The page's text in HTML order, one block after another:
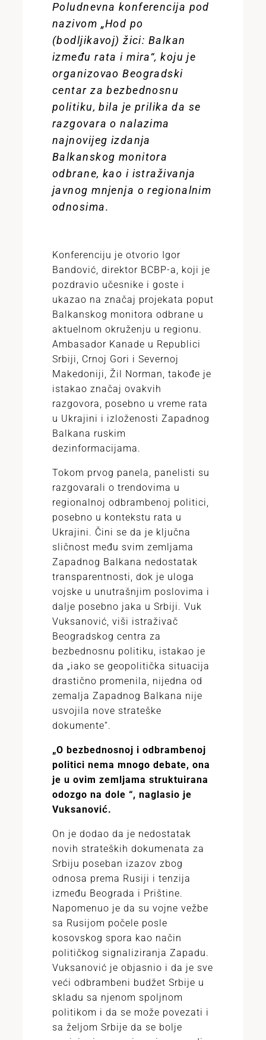
Poludnevna konferencija pod
nazivom „Hod po
(bodljikavoj) žici: Balkan
između rata i mira“, koju je
organizovao Beogradski
centar za bezbednosnu
politiku, bila je prilika da se
razgovara o nalazima
najnovijeg izdanja
Balkanskog monitora
odbrane, kao i istraživanja
javnog mnjenja o regionalnim
odnosima.
Konferenciju je otvorio Igor
Bandović, direktor BCBP-a, koji je
pozdravio učesnike i goste i
ukazao na značaj projekata poput
Balkanskog monitora odbrane u
aktuelnom okruženju u regionu.
Ambasador Kanade u Republici
Srbiji, Crnoj Gori i Severnoj
Makedoniji, Žil Norman, takođe je
istakao značaj ovakvih
razgovora, posebno u vreme rata
u Ukrajini i izloženosti Zapadnog
Balkana ruskim
dezinformacijama.
Tokom prvog panela, panelisti su
razgovarali o trendovima u
regionalnoj odbrambenoj politici,
posebno u kontekstu rata u
Ukrajini. Čini se da je ključna
sličnost među svim zemljama
Zapadnog Balkana nedostatak
transparentnosti, dok je uloga
vojske u unutrašnjim poslovima i
dalje posebno jaka u Srbiji. Vuk
Vuksanović, viši istraživač
Beogradskog centra za
bezbednosnu politiku, istakao je
da „iako se geopolitička situacija
drastično promenila, nijedna od
zemalja Zapadnog Balkana nije
usvojila nove strateške
dokumente“.
„O bezbednosnoj i odbrambenoj
politici nema mnogo debate, ona
je u ovim zemljama struktuirana
odozgo na dole “, naglasio je
Vuksanović.
On je dodao da je nedostatak
novih strateških dokumenata za
Srbiju poseban izazov zbog
odnosa prema Rusiji i tenzija
između Beograda i Prištine.
Napomenuo je da su vojne vežbe
sa Rusijom počele posle
kosovskog spora kao način
političkog signaliziranja Zapadu.
Vuksanović je objasnio i da je sve
veći odbrambeni budžet Srbije u
skladu sa njenom spoljnom
politikom i da se može povezati i
sa željom Srbije da se bolje